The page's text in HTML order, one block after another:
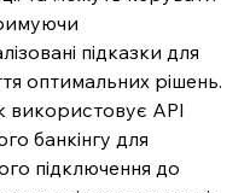
підказки для
оптимальних рішень.
використовує API
банкінгу для
підключення до